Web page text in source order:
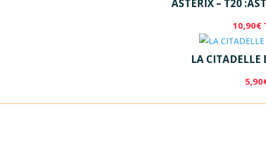
ASTERIX – T20
10,90€
LA CITADELLE
5,90